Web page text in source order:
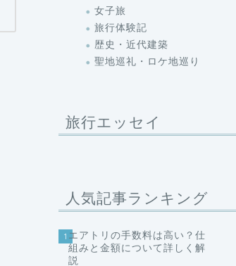
女子旅
旅行体験記
歴史・近代建築
聖地巡礼・ロケ地巡り
旅行エッセイ
人気記事ランキング
1 エアトリの手数料は高い？仕
組みと金額について詳しく解
説